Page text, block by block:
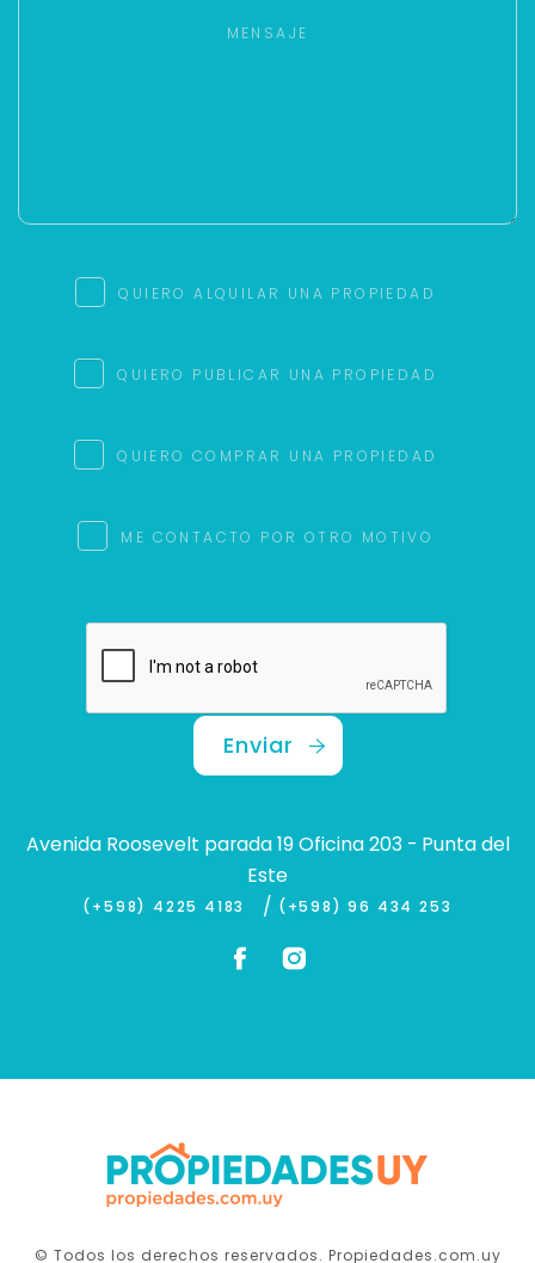
QUIERO ALQUILAR UNA PROPIEDAD
QUIERO PUBLICAR UNA PROPIEDAD
QUIERO COMPRAR UNA PROPIEDAD
ME CONTACTO POR OTRO MOTIVO
Enviar
Avenida Roosevelt parada 19 Oficina 203 - Punta del
Este
(+598) 4225 4183 / (+598) 96 434 253
© Todos los derechos reservados. Propiedades.com.uy